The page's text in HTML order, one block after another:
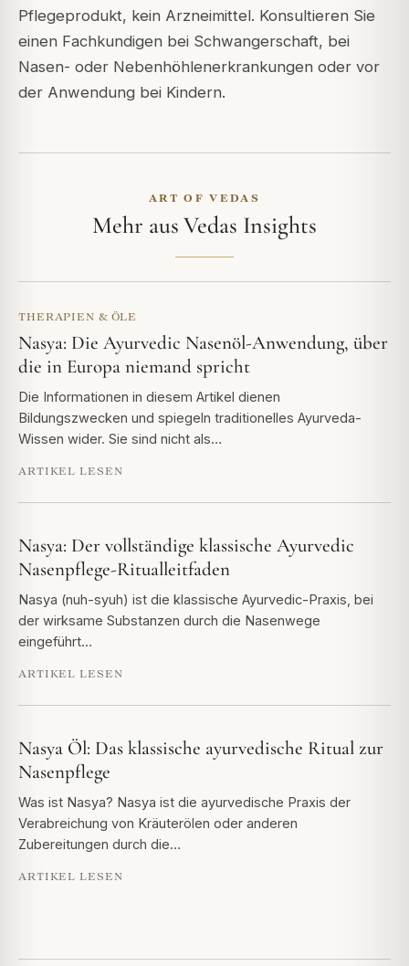
Pflegeprodukt, kein Arzneimittel. Konsultieren Sie
einen Fachkundigen bei Schwangerschaft, bei
Nasen- oder Nebenhöhlenerkrankungen oder vor
der Anwendung bei Kindern.
ART OF VEDAS
Mehr aus Vedas Insights
THERAPIEN & ÖLE
Nasya: Die Ayurvedic Nasenöl-Anwendung, über
die in Europa niemand spricht
Die Informationen in diesem Artikel dienen
Bildungszwecken und spiegeln traditionelles Ayurveda-
Wissen wider. Sie sind nicht als…
ARTIKEL LESEN
Nasya: Der vollständige klassische Ayurvedic
Nasenpflege-Ritualleitfaden
Nasya (nuh-syuh) ist die klassische Ayurvedic-Praxis, bei
der wirksame Substanzen durch die Nasenwege
eingeführt…
ARTIKEL LESEN
Nasya Öl: Das klassische ayurvedische Ritual zur
Nasenpflege
Was ist Nasya? Nasya ist die ayurvedische Praxis der
Verabreichung von Kräuterölen oder anderen
Zubereitungen durch die…
ARTIKEL LESEN